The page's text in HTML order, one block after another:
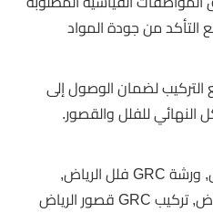
التأكد من جودة المواد
لضمان الوصول إلى
للفلل والقصور.
توريد GRC فلل وقصور الرياض, ورشة GRC فلل الرياض,